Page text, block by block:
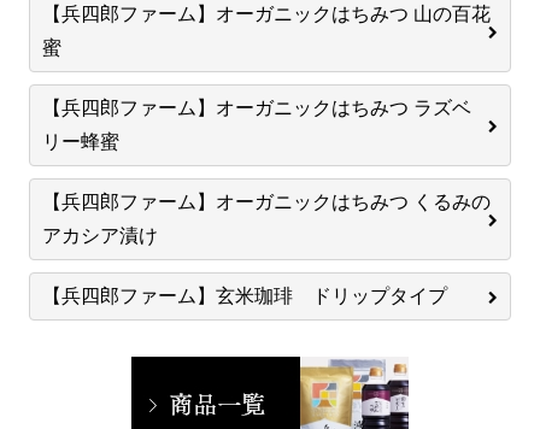
【兵四郎ファーム】オーガニックはちみつ 山の百花
蜜
【兵四郎ファーム】オーガニックはちみつ ラズベ
リー蜂蜜
【兵四郎ファーム】オーガニックはちみつ くるみの
アカシア漬け
【兵四郎ファーム】玄米珈琲 ドリップタイプ